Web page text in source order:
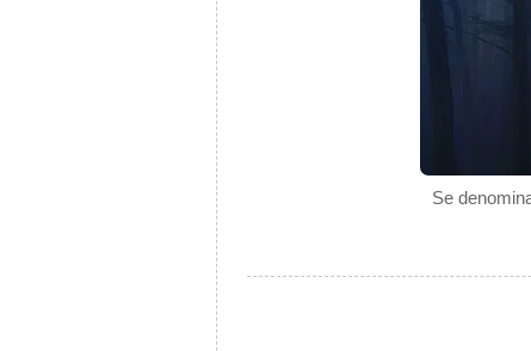
Se